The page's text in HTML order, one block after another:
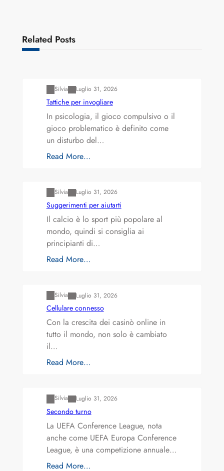
Related Posts
Silvia Luglio 31, 2026
Tattiche per invogliare
In psicologia, il gioco compulsivo o il
gioco problematico è definito come
un disturbo del…
Read More…
Silvia Luglio 31, 2026
Suggerimenti per aiutarti
Il calcio è lo sport più popolare al
mondo, quindi si consiglia ai
principianti di…
Read More…
Silvia Luglio 31, 2026
Cellulare connesso
Con la crescita dei casinò online in
tutto il mondo, non solo è cambiato
il…
Read More…
Silvia Luglio 31, 2026
Secondo turno
La UEFA Conference League, nota
anche come UEFA Europa Conference
League, è una competizione annuale…
Read More…